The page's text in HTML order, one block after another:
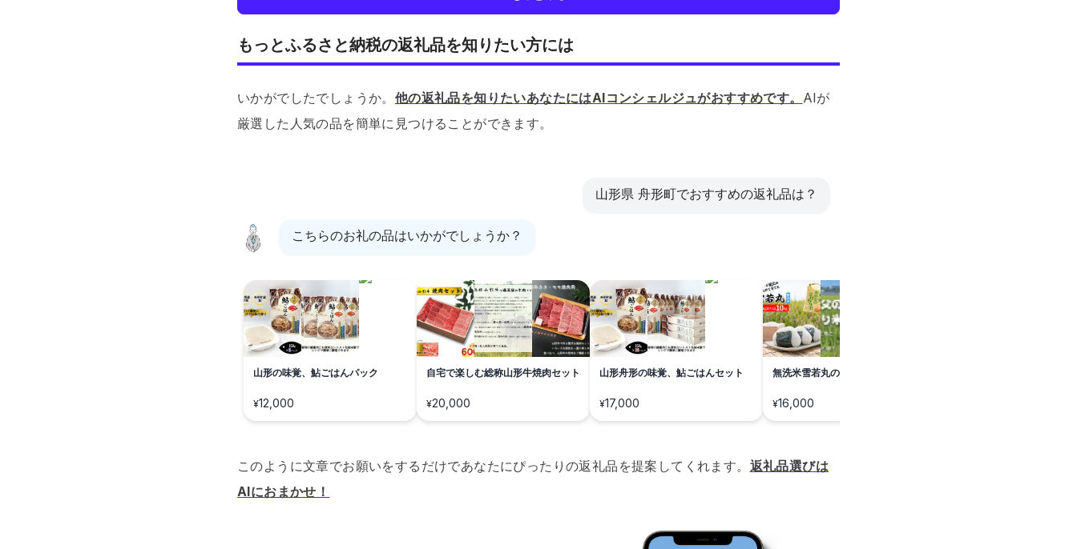
もっとふるさと納税の返礼品を知りたい方には
いかがでしたでしょうか。 他の返礼品を知りたいあなたにはAIコンシェルジュがおすすめです。 AIが
厳選した人気の品を簡単に見つけることができます。
山形県 舟形町でおすすめの返礼品は？
こちらのお礼の品はいかがでしょうか？
山形の味覚、鮎ごはんパック
¥12,000
自宅で楽しむ総称山形牛焼肉セット
¥20,000
山形舟形の味覚、鮎ごはんセット
¥17,000
無洗米雪若丸のこだわりの味
¥16,000
このように文章でお願いをするだけであなたにぴったりの返礼品を提案してくれます。 返礼品選びは
AIにおまかせ！